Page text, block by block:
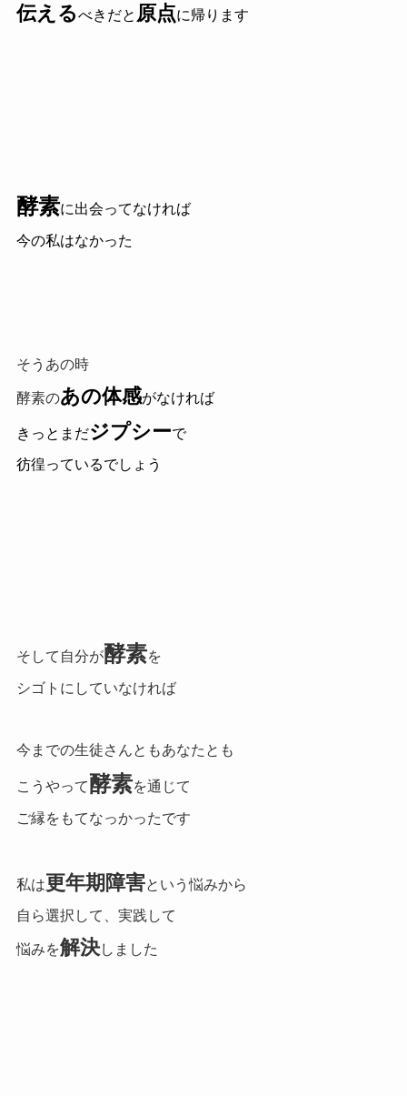
伝えるべきだと 原点に帰ります
酵素に出会ってなければ
今の私はなかった
そうあの時
酵素のあの体感がなければ
きっとまだジプシーで
彷徨っているでしょう
そして自分が酵素を
シゴトにしていなければ
今までの生徒さんともあなたとも
こうやって酵素を通じて
ご縁をもてなっかったです
私は更年期障害という悩みから
自ら選択して、実践して
悩みを解決しました